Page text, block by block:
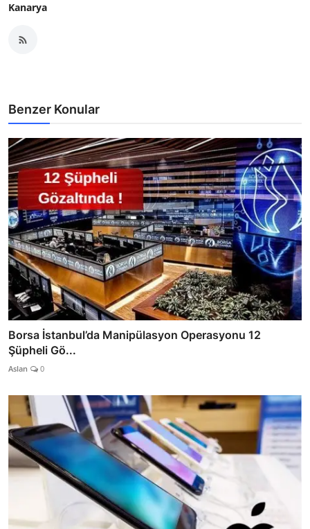
Kanarya
Benzer Konular
Borsa İstanbul’da Manipülasyon Operasyonu 12
Şüpheli Gö...
Aslan 0